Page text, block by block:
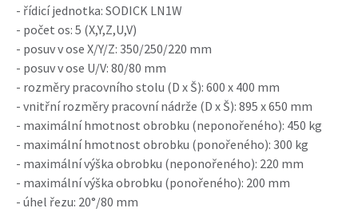
- řídicí jednotka: SODICK LN1W
- počet os: 5 (X,Y,Z,U,V)
- posuv v ose X/Y/Z: 350/250/220 mm
- posuv v ose U/V: 80/80 mm
- rozměry pracovního stolu (D x Š): 600 x 400 mm
- vnitřní rozměry pracovní nádrže (D x Š): 895 x 650 mm
- maximální hmotnost obrobku (neponořeného): 450 kg
- maximální hmotnost obrobku (ponořeného): 300 kg
- maximální výška obrobku (neponořeného): 220 mm
- maximální výška obrobku (ponořeného): 200 mm
- úhel řezu: 20°/80 mm